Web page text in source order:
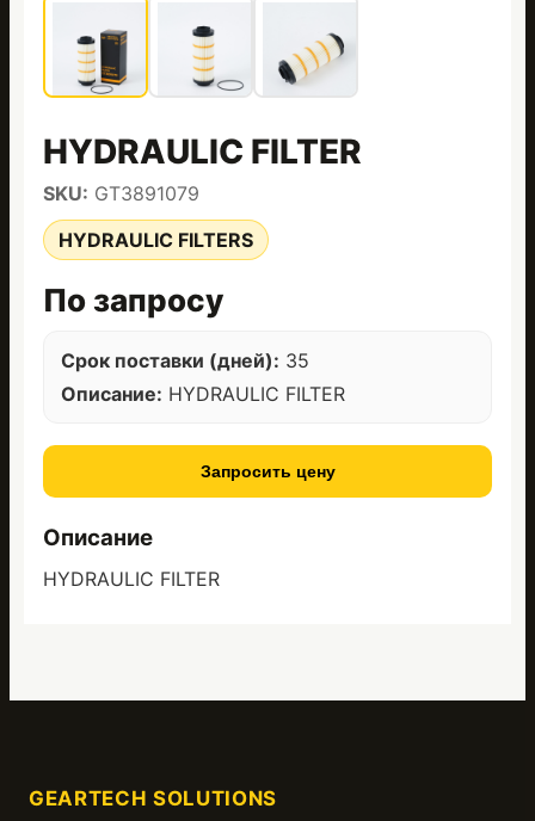
HYDRAULIC FILTER
SKU: GT3891079
HYDRAULIC FILTERS
По запросу
Срок поставки (дней): 35
Описание: HYDRAULIC FILTER
Запросить цену
Описание
HYDRAULIC FILTER
GEARTECH SOLUTIONS